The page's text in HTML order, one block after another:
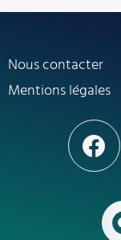
Nous contacter
Mentions légales